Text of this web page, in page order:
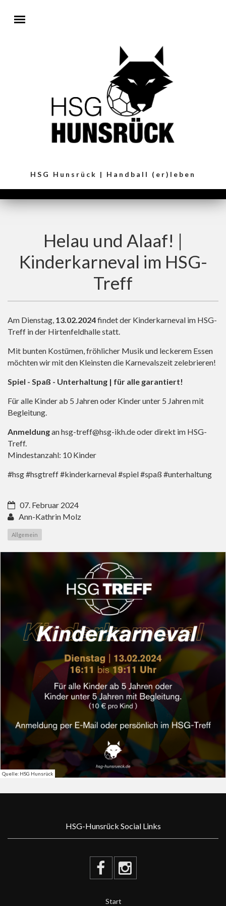
HSG Hunsrück | Handball (er)leben
Helau und Alaaf! |
Kinderkarneval im HSG-
Treff
Am Dienstag, 13.02.2024findet der Kinderkarneval im HSG-
Treff in der Hirtenfeldhalle statt.
Mit bunten Kostümen, fröhlicher Musik und leckerem Essen
möchten wir mit den Kleinsten die Karnevalszeit zelebrieren!
Spiel - Spaß - Unterhaltung | für alle garantiert!
Für alle Kinder ab 5 Jahren oder Kinder unter 5 Jahren mit
Begleitung.
Anmeldunganhsg-treff@hsg-ikh.deoder direkt im HSG-
Treff.
Mindestanzahl: 10 Kinder
#hsg #hsgtreff #kinderkarneval #spiel #spaß #unterhaltung
07. Februar 2024
Ann-Kathrin Molz
Allgemein
Quelle: HSG Hunsrück
HSG-Hunsrück Social Links
Start